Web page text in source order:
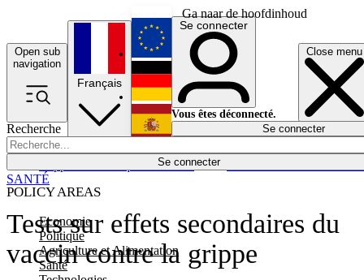
Ga naar de hoofdinhoud
Open sub
navigation
Close menu
Recherche
Se connecter
POLICY AREAS
Economie
Politique
Agriculture et Alimentation
Santé
Économie
Français
English
Deutsch
Español
Se connecter
Vous êtes déconnecté.
Se connecter
Tests sur effets secondaires du
vaccin contre la grippe
SANTÉ